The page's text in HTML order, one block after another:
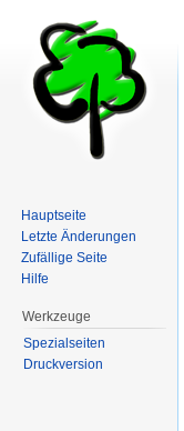
Hauptseite
Letzte Änderungen
Zufällige Seite
Hilfe
Werkzeuge
Spezialseiten
Druckversion